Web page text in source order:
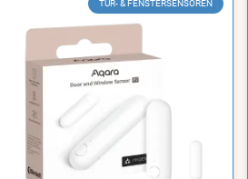
TÜR- & FENSTERSENSOREN